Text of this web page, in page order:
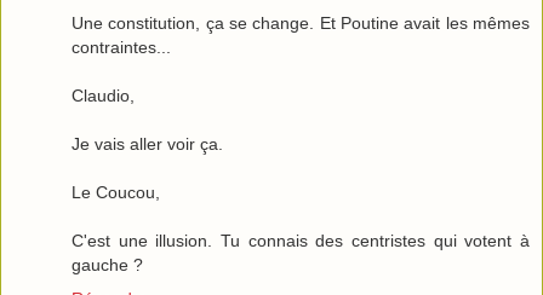
Une constitution, ça se change. Et Poutine avait les mêmes
contraintes...
Claudio,
Je vais aller voir ça.
Le Coucou,
C'est une illusion. Tu connais des centristes qui votent à
gauche ?